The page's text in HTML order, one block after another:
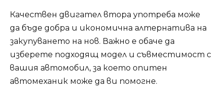
Качествен двигател втора употреба може
да бъде добра и икономична алтернатива на
закупуването на нов. Важно е обаче да
изберете подходящ модел и съвместимост с
вашия автомобил, за което опитен
автомеханик може да ви помогне.